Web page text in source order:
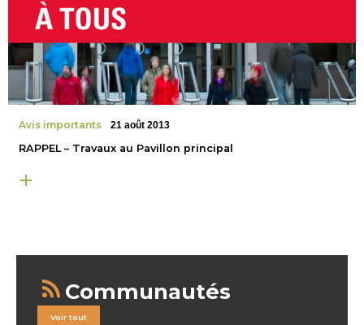
Avis importants 21 août 2013
RAPPEL – Travaux au Pavillon principal
Communautés
Voir tout